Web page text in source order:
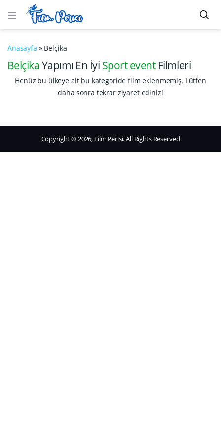
Anasayfa » Belçika
Belçika Yapımı En İyi Sport event Filmleri
Henüz bu ülkeye ait bu kategoride film eklenmemiş. Lütfen
daha sonra tekrar ziyaret ediniz!
Copyright © 2026, Film Perisi. All Rights Reserved